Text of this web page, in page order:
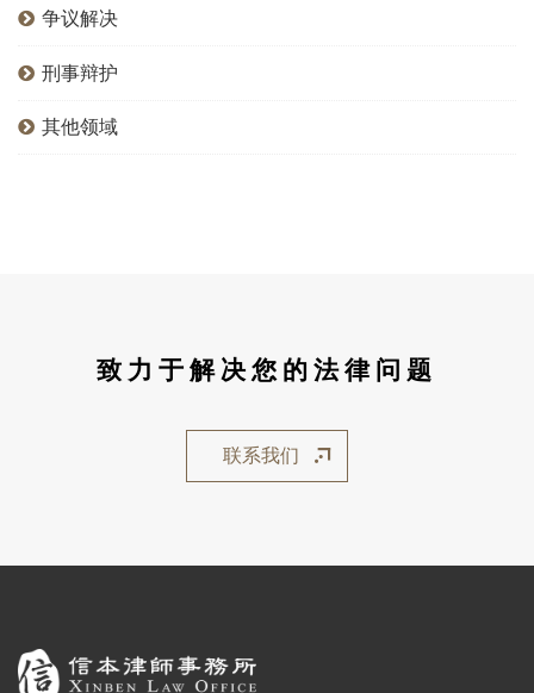
争议解决
刑事辩护
其他领域
致力于解决您的法律问题
联系我们